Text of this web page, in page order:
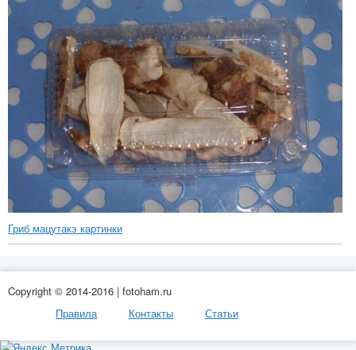
Гриб мацутакэ картинки
Copyright © 2014-2016 | fotoham.ru
Правила
Контакты Статьи